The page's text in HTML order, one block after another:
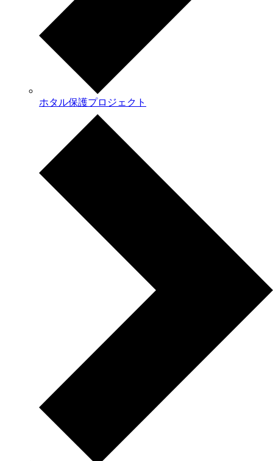
ホタル保護プロジェクト